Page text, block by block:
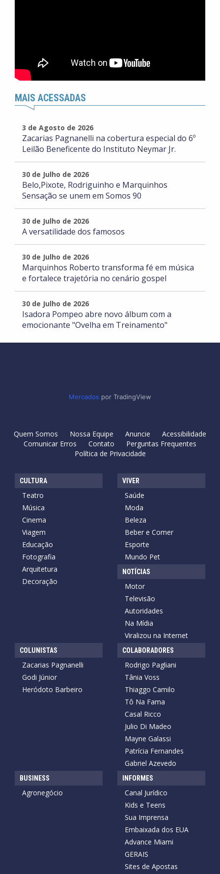
MAIS ACESSADAS
3 de Agosto de 2026
Zacarias Pagnanelli na cobertura especial do 6º
Leilão Beneficente do Instituto Neymar Jr.
30 de Julho de 2026
Belo,Pixote, Rodriguinho e Marquinhos
Sensação se unem em Somos 90
30 de Julho de 2026
A versatilidade dos famosos
30 de Julho de 2026
Marquinhos Roberto transforma fé em música
e fortalece trajetória no cenário gospel
30 de Julho de 2026
Isadora Pompeo abre novo álbum com a
emocionante "Ovelha em Treinamento"
Mercados por TradingView
Quem Somos Nossa Equipe Anuncie
Acessibilidade
Comunicar Erros
Contato
Perguntas Frequentes
Política de Privacidade
CULTURA
Teatro
Música
Cinema
Viagem
Educação
Fotografia
Arquitetura
Decoração
VIVER
Saúde
Moda
Beleza
Beber e Comer
Esporte
Mundo Pet
NOTÍCIAS
Motor
Televisão
Autoridades
Na Mídia
Viralizou na Internet
COLUNISTAS
Zacarias Pagnanelli
Godi Júnior
Heródoto Barbeiro
COLABORADORES
Rodrigo Pagliani
Tânia Voss
Thiaggo Camilo
Tô Na Fama
Casal Ricco
Julio Di Madeo
Mayne Galassi
Patrícia Fernandes
Gabriel Azevedo
BUSINESS
Agronegócio
INFORMES
Canal Jurídico
Kids e Teens
Sua Imprensa
Embaixada dos EUA
Advance Miami
GERAIS
Sites de Apostas